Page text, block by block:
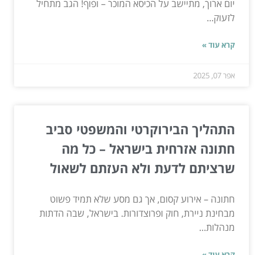
יום ארוך, מתיישב על הכיסא המוכר – ופוף! הגב מתחיל
לזעוק...
קרא עוד »
אפר 07, 2025
התהליך הבירוקרטי והמשפטי סביב
חתונה אזרחית בישראל – כל מה
שרציתם לדעת ולא העזתם לשאול
חתונה – אירוע קסום, אך גם מסע שלא תמיד פשוט
מבחינת ניירת, חוק ופרוצדורות. בישראל, שבה הדתות
מנהלות...